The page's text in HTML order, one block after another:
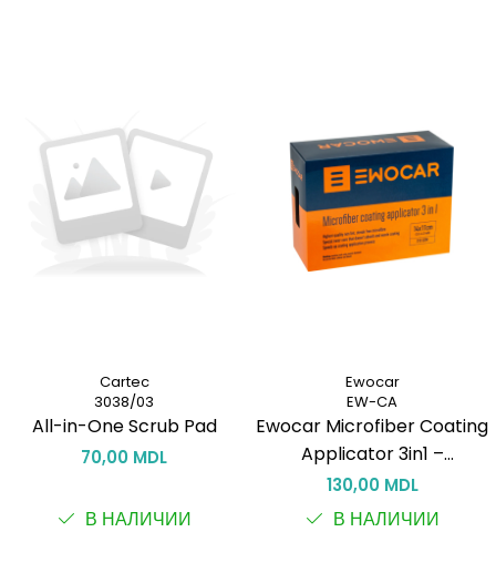
Cartec
3038/03
All-in-One Scrub Pad
70,00 MDL
В НАЛИЧИИ
Ewocar
EW-CA
Ewocar Microfiber Coating
Applicator 3in1 –
Микрофиберный аппликатор
для керамических покрытий
130,00 MDL
В НАЛИЧИИ